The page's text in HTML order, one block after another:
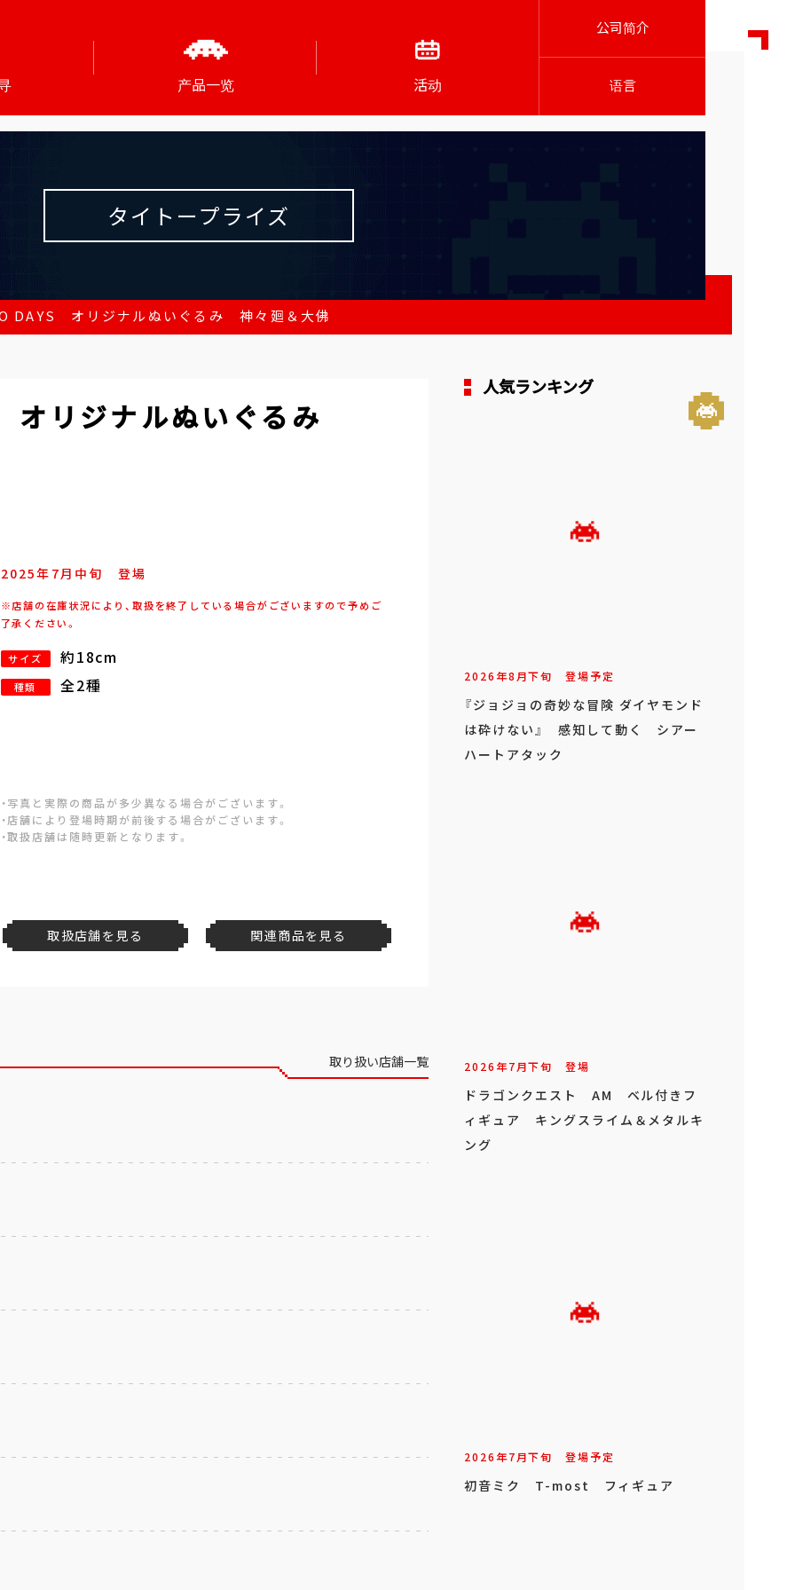
产品一览 活动
公司简介
语言
タイトープライズ
DAYS オリジナルぬいぐるみ 神々廻＆大佛
リジナルぬいぐるみ
2025年 7月 中旬 登場
※店舗の在庫状況により、取扱を終了している場合がございますので予めご
了承ください。
サイズ 約18cm
種類 全2種
・写真と実際の商品が多少異なる場合がございます。
・店舗により登場時期が前後する場合がございます。
・取扱店舗は随時更新となります。
取扱店舗を見る 関連商品を見る
取り扱い店舗一覧
人気ランキング
2026年8月下旬 登場予定
『ジョジョの奇妙な冒険 ダイヤモンド
は砕けない』 感知して動く シアー
ハートアタック
2026年7月下旬 登場
ドラゴンクエスト AM ベル付きフ
ィギュア キングスライム＆メタルキ
ング
2026年7月下旬 登場予定
初音ミク T-most フィギュア